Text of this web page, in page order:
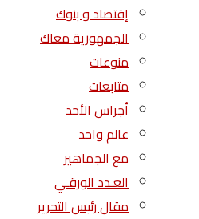
إقتصاد و بنوك
الجمهورية معاك
منوعات
متابعات
أجراس الأحد
عالم واحد
مع الجماهير
العـدد الورقـي
مقال رئيس التحرير